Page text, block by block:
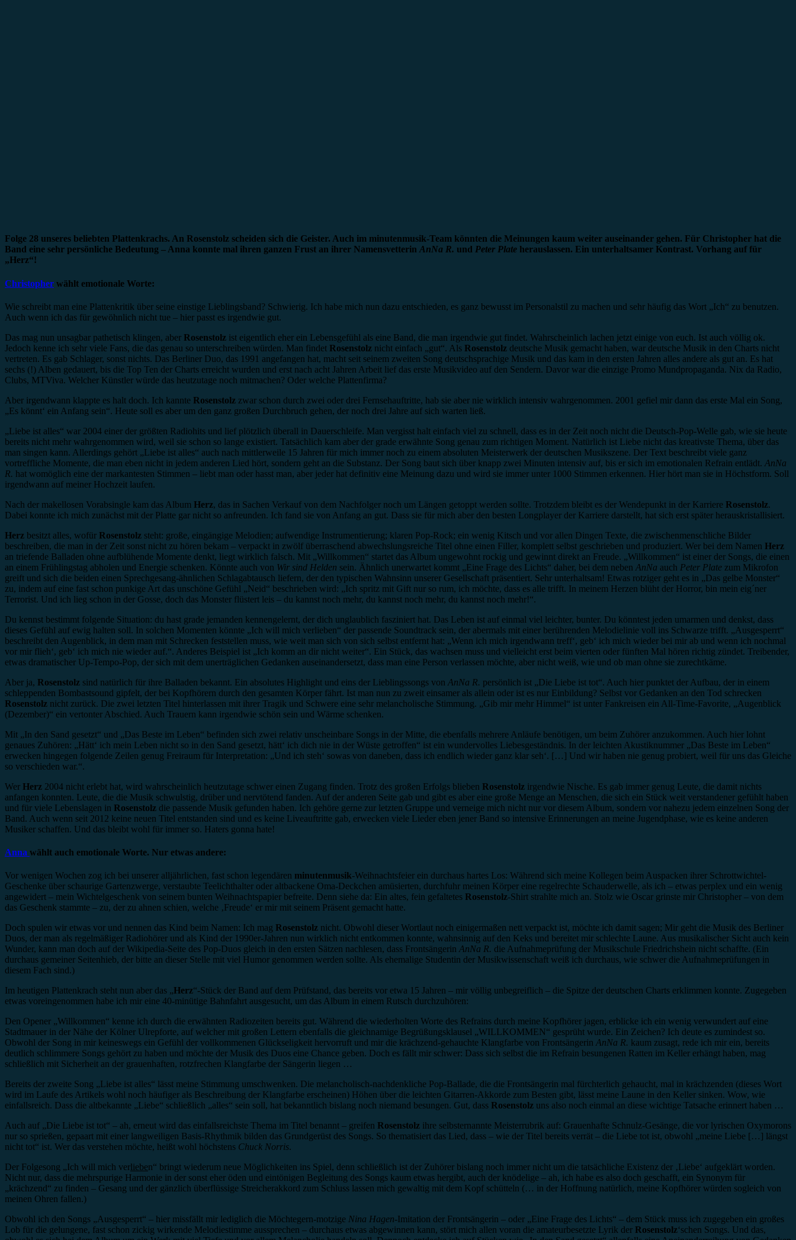
Folge 28 unseres beliebten Plattenkrachs. An Rosenstolz scheiden sich die Geister. Auch im minutenmusik-Team könnten die Meinungen kaum weiter auseinander gehen. Für Christopher hat die
Band eine sehr persönliche Bedeutung – Anna konnte mal ihren ganzen Frust an ihrer Namensvetterin AnNa R. und Peter Plate herauslassen. Ein unterhaltsamer Kontrast. Vorhang auf für
„Herz“!
Christopher wählt emotionale Worte:
Wie schreibt man eine Plattenkritik über seine einstige Lieblingsband? Schwierig. Ich habe mich nun dazu entschieden, es ganz bewusst im Personalstil zu machen und sehr häufig das Wort „Ich“ zu benutzen.
Auch wenn ich das für gewöhnlich nicht tue – hier passt es irgendwie gut.
Das mag nun unsagbar pathetisch klingen, aber Rosenstolz ist eigentlich eher ein Lebensgefühl als eine Band, die man irgendwie gut findet. Wahrscheinlich lachen jetzt einige von euch. Ist auch völlig ok.
Jedoch kenne ich sehr viele Fans, die das genau so unterschreiben würden. Man findet Rosenstolz nicht einfach „gut“. Als Rosenstolz deutsche Musik gemacht haben, war deutsche Musik in den Charts nicht
vertreten. Es gab Schlager, sonst nichts. Das Berliner Duo, das 1991 angefangen hat, macht seit seinem zweiten Song deutschsprachige Musik und das kam in den ersten Jahren alles andere als gut an. Es hat
sechs (!) Alben gedauert, bis die Top Ten der Charts erreicht wurden und erst nach acht Jahren Arbeit lief das erste Musikvideo auf den Sendern. Davor war die einzige Promo Mundpropaganda. Nix da Radio,
Clubs, MTViva. Welcher Künstler würde das heutzutage noch mitmachen? Oder welche Plattenfirma?
Aber irgendwann klappte es halt doch. Ich kannte Rosenstolz zwar schon durch zwei oder drei Fernsehauftritte, hab sie aber nie wirklich intensiv wahrgenommen. 2001 gefiel mir dann das erste Mal ein Song,
„Es könnt‘ ein Anfang sein“. Heute soll es aber um den ganz großen Durchbruch gehen, der noch drei Jahre auf sich warten ließ.
„Liebe ist alles“ war 2004 einer der größten Radiohits und lief plötzlich überall in Dauerschleife. Man vergisst halt einfach viel zu schnell, dass es in der Zeit noch nicht die Deutsch-Pop-Welle gab, wie sie heute
bereits nicht mehr wahrgenommen wird, weil sie schon so lange existiert. Tatsächlich kam aber der grade erwähnte Song genau zum richtigen Moment. Natürlich ist Liebe nicht das kreativste Thema, über das
man singen kann. Allerdings gehört „Liebe ist alles“ auch nach mittlerweile 15 Jahren für mich immer noch zu einem absoluten Meisterwerk der deutschen Musikszene. Der Text beschreibt viele ganz
vortreffliche Momente, die man eben nicht in jedem anderen Lied hört, sondern geht an die Substanz. Der Song baut sich über knapp zwei Minuten intensiv auf, bis er sich im emotionalen Refrain entlädt. AnNa
R. hat womöglich eine der markantesten Stimmen – liebt man oder hasst man, aber jeder hat definitiv eine Meinung dazu und wird sie immer unter 1000 Stimmen erkennen. Hier hört man sie in Höchstform. Soll
irgendwann auf meiner Hochzeit laufen.
Nach der makellosen Vorabsingle kam das Album Herz, das in Sachen Verkauf von dem Nachfolger noch um Längen getoppt werden sollte. Trotzdem bleibt es der Wendepunkt in der Karriere Rosenstolz.
Dabei konnte ich mich zunächst mit der Platte gar nicht so anfreunden. Ich fand sie von Anfang an gut. Dass sie für mich aber den besten Longplayer der Karriere darstellt, hat sich erst später herauskristallisiert.
Herz besitzt alles, wofür Rosenstolz steht: große, eingängige Melodien; aufwendige Instrumentierung; klaren Pop-Rock; ein wenig Kitsch und vor allen Dingen Texte, die zwischenmenschliche Bilder
beschreiben, die man in der Zeit sonst nicht zu hören bekam – verpackt in zwölf überraschend abwechslungsreiche Titel ohne einen Filler, komplett selbst geschrieben und produziert. Wer bei dem Namen Herz
an triefende Balladen ohne aufblühende Momente denkt, liegt wirklich falsch. Mit „Willkommen“ startet das Album ungewohnt rockig und gewinnt direkt an Freude. „Willkommen“ ist einer der Songs, die einen
an einem Frühlingstag abholen und Energie schenken. Könnte auch von Wir sind Helden sein. Ähnlich unerwartet kommt „Eine Frage des Lichts“ daher, bei dem neben AnNa auch Peter Plate zum Mikrofon
greift und sich die beiden einen Sprechgesang-ähnlichen Schlagabtausch liefern, der den typischen Wahnsinn unserer Gesellschaft präsentiert. Sehr unterhaltsam! Etwas rotziger geht es in „Das gelbe Monster“
zu, indem auf eine fast schon punkige Art das unschöne Gefühl „Neid“ beschrieben wird: „Ich spritz mit Gift nur so rum, ich möchte, dass es alle trifft. In meinem Herzen blüht der Horror, bin mein eig´ner
Terrorist. Und ich lieg schon in der Gosse, doch das Monster flüstert leis – du kannst noch mehr, du kannst noch mehr, du kannst noch mehr!“.
Du kennst bestimmt folgende Situation: du hast grade jemanden kennengelernt, der dich unglaublich fasziniert hat. Das Leben ist auf einmal viel leichter, bunter. Du könntest jeden umarmen und denkst, dass
dieses Gefühl auf ewig halten soll. In solchen Momenten könnte „Ich will mich verlieben“ der passende Soundtrack sein, der abermals mit einer berührenden Melodielinie voll ins Schwarze trifft. „Ausgesperrt“
beschreibt den Augenblick, in dem man mit Schrecken feststellen muss, wie weit man sich von sich selbst entfernt hat: „Wenn ich mich irgendwann treff‘, geb‘ ich mich wieder bei mir ab und wenn ich nochmal
vor mir flieh‘, geb‘ ich mich nie wieder auf.“. Anderes Beispiel ist „Ich komm an dir nicht weiter“. Ein Stück, das wachsen muss und vielleicht erst beim vierten oder fünften Mal hören richtig zündet. Treibender,
etwas dramatischer Up-Tempo-Pop, der sich mit dem unerträglichen Gedanken auseinandersetzt, dass man eine Person verlassen möchte, aber nicht weiß, wie und ob man ohne sie zurechtkäme.
Aber ja, Rosenstolz sind natürlich für ihre Balladen bekannt. Ein absolutes Highlight und eins der Lieblingssongs von AnNa R. persönlich ist „Die Liebe ist tot“. Auch hier punktet der Aufbau, der in einem
schleppenden Bombastsound gipfelt, der bei Kopfhörern durch den gesamten Körper fährt. Ist man nun zu zweit einsamer als allein oder ist es nur Einbildung? Selbst vor Gedanken an den Tod schrecken
Rosenstolz nicht zurück. Die zwei letzten Titel hinterlassen mit ihrer Tragik und Schwere eine sehr melancholische Stimmung. „Gib mir mehr Himmel“ ist unter Fankreisen ein All-Time-Favorite, „Augenblick
(Dezember)“ ein vertonter Abschied. Auch Trauern kann irgendwie schön sein und Wärme schenken.
Mit „In den Sand gesetzt“ und „Das Beste im Leben“ befinden sich zwei relativ unscheinbare Songs in der Mitte, die ebenfalls mehrere Anläufe benötigen, um beim Zuhörer anzukommen. Auch hier lohnt
genaues Zuhören: „Hätt‘ ich mein Leben nicht so in den Sand gesetzt, hätt‘ ich dich nie in der Wüste getroffen“ ist ein wundervolles Liebesgeständnis. In der leichten Akustiknummer „Das Beste im Leben“
erwecken hingegen folgende Zeilen genug Freiraum für Interpretation: „Und ich steh‘ sowas von daneben, dass ich endlich wieder ganz klar seh‘. […] Und wir haben nie genug probiert, weil für uns das Gleiche
so verschieden war.“.
Wer Herz 2004 nicht erlebt hat, wird wahrscheinlich heutzutage schwer einen Zugang finden. Trotz des großen Erfolgs blieben Rosenstolz irgendwie Nische. Es gab immer genug Leute, die damit nichts
anfangen konnten. Leute, die die Musik schwulstig, drüber und nervtötend fanden. Auf der anderen Seite gab und gibt es aber eine große Menge an Menschen, die sich ein Stück weit verstandener gefühlt haben
und für viele Lebenslagen in Rosenstolz die passende Musik gefunden haben. Ich gehöre gerne zur letzten Gruppe und verneige mich nicht nur vor diesem Album, sondern vor nahezu jedem einzelnen Song der
Band. Auch wenn seit 2012 keine neuen Titel entstanden sind und es keine Liveauftritte gab, erwecken viele Lieder eben jener Band so intensive Erinnerungen an meine Jugendphase, wie es keine anderen
Musiker schaffen. Und das bleibt wohl für immer so. Haters gonna hate!
Anna wählt auch emotionale Worte. Nur etwas andere:
Vor wenigen Wochen zog ich bei unserer alljährlichen, fast schon legendären minutenmusik-Weihnachtsfeier ein durchaus hartes Los: Während sich meine Kollegen beim Auspacken ihrer Schrottwichtel-
Geschenke über schaurige Gartenzwerge, verstaubte Teelichthalter oder altbackene Oma-Deckchen amüsierten, durchfuhr meinen Körper eine regelrechte Schauderwelle, als ich – etwas perplex und ein wenig
angewidert – mein Wichtelgeschenk von seinem bunten Weihnachtspapier befreite. Denn siehe da: Ein altes, fein gefaltetes Rosenstolz-Shirt strahlte mich an. Stolz wie Oscar grinste mir Christopher – von dem
das Geschenk stammte – zu, der zu ahnen schien, welche ‚Freude‘ er mir mit seinem Präsent gemacht hatte.
Doch spulen wir etwas vor und nennen das Kind beim Namen: Ich mag Rosenstolz nicht. Obwohl dieser Wortlaut noch einigermaßen nett verpackt ist, möchte ich damit sagen; Mir geht die Musik des Berliner
Duos, der man als regelmäßiger Radiohörer und als Kind der 1990er-Jahren nun wirklich nicht entkommen konnte, wahnsinnig auf den Keks und bereitet mir schlechte Laune. Aus musikalischer Sicht auch kein
Wunder, kann man doch auf der Wikipedia-Seite des Pop-Duos gleich in den ersten Sätzen nachlesen, dass Frontsängerin AnNa R. die Aufnahmeprüfung der Musikschule Friedrichshein nicht schaffte. (Ein
durchaus gemeiner Seitenhieb, der bitte an dieser Stelle mit viel Humor genommen werden sollte. Als ehemalige Studentin der Musikwissenschaft weiß ich durchaus, wie schwer die Aufnahmeprüfungen in
diesem Fach sind.)
Im heutigen Plattenkrach steht nun aber das „Herz“-Stück der Band auf dem Prüfstand, das bereits vor etwa 15 Jahren – mir völlig unbegreiflich – die Spitze der deutschen Charts erklimmen konnte. Zugegeben
etwas voreingenommen habe ich mir eine 40-minütige Bahnfahrt ausgesucht, um das Album in einem Rutsch durchzuhören:
Den Opener „Willkommen“ kenne ich durch die erwähnten Radiozeiten bereits gut. Während die wiederholten Worte des Refrains durch meine Kopfhörer jagen, erblicke ich ein wenig verwundert auf eine
Stadtmauer in der Nähe der Kölner Ulrepforte, auf welcher mit großen Lettern ebenfalls die gleichnamige Begrüßungsklausel „WILLKOMMEN“ gesprüht wurde. Ein Zeichen? Ich deute es zumindest so.
Obwohl der Song in mir keineswegs ein Gefühl der vollkommenen Glückseligkeit hervorruft und mir die krächzend-gehauchte Klangfarbe von Frontsängerin AnNa R. kaum zusagt, rede ich mir ein, bereits
deutlich schlimmere Songs gehört zu haben und möchte der Musik des Duos eine Chance geben. Doch es fällt mir schwer: Dass sich selbst die im Refrain besungenen Ratten im Keller erhängt haben, mag
schließlich mit Sicherheit an der grauenhaften, rotzfrechen Klangfarbe der Sängerin liegen …
Bereits der zweite Song „Liebe ist alles“ lässt meine Stimmung umschwenken. Die melancholisch-nachdenkliche Pop-Ballade, die die Frontsängerin mal fürchterlich gehaucht, mal in krächzenden (dieses Wort
wird im Laufe des Artikels wohl noch häufiger als Beschreibung der Klangfarbe erscheinen) Höhen über die leichten Gitarren-Akkorde zum Besten gibt, lässt meine Laune in den Keller sinken. Wow, wie
einfallsreich. Dass die altbekannte „Liebe“ schließlich „alles“ sein soll, hat bekanntlich bislang noch niemand besungen. Gut, dass Rosenstolz uns also noch einmal an diese wichtige Tatsache erinnert haben …
Auch auf „Die Liebe ist tot“ – ah, erneut wird das einfallsreichste Thema im Titel benannt – greifen Rosenstolz ihre selbsternannte Meisterrubrik auf: Grauenhafte Schnulz-Gesänge, die vor lyrischen Oxymorons
nur so sprießen, gepaart mit einer langweiligen Basis-Rhythmik bilden das Grundgerüst des Songs. So thematisiert das Lied, dass – wie der Titel bereits verrät – die Liebe tot ist, obwohl „meine Liebe […] längst
nicht tot“ ist. Wer das verstehen möchte, heißt wohl höchstens Chuck Norris.
Der Folgesong „Ich will mich verlieben“ bringt wiederum neue Möglichkeiten ins Spiel, denn schließlich ist der Zuhörer bislang noch immer nicht um die tatsächliche Existenz der ‚Liebe‘ aufgeklärt worden.
Nicht nur, dass die mehrspurige Harmonie in der sonst eher öden und eintönigen Begleitung des Songs kaum etwas hergibt, auch der knödelige – ah, ich habe es also doch geschafft, ein Synonym für
„krächzend“ zu finden – Gesang und der gänzlich überflüssige Streicherakkord zum Schluss lassen mich gewaltig mit dem Kopf schütteln (… in der Hoffnung natürlich, meine Kopfhörer würden sogleich von
meinen Ohren fallen.)
Obwohl ich den Songs „Ausgesperrt“ – hier missfällt mir lediglich die Möchtegern-motzige Nina Hagen-Imitation der Frontsängerin – oder „Eine Frage des Lichts“ – dem Stück muss ich zugegeben ein großes
Lob für die gelungene, fast schon zickig wirkende Melodiestimme aussprechen – durchaus etwas abgewinnen kann, stört mich allen voran die amateurbesetzte Lyrik der Rosenstolz‘schen Songs. Und das,